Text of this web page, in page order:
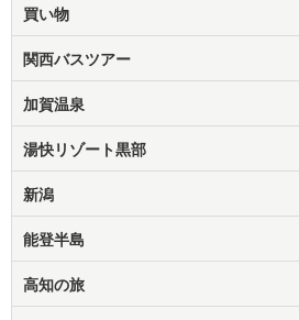
買い物
関西バスツアー
加賀温泉
湯快リゾート黒部
新潟
能登半島
高知の旅